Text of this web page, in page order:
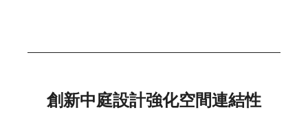
創新中庭設計強化空間連結性